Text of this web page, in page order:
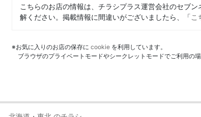
こちらのお店の情報は、チラシプラス運営会社のセブ
解ください。掲載情報に間違いがございましたら、「こ
※お気に入りのお店の保存に cookie を利用しています。
ブラウザのプライベートモードやシークレットモードでご利用の